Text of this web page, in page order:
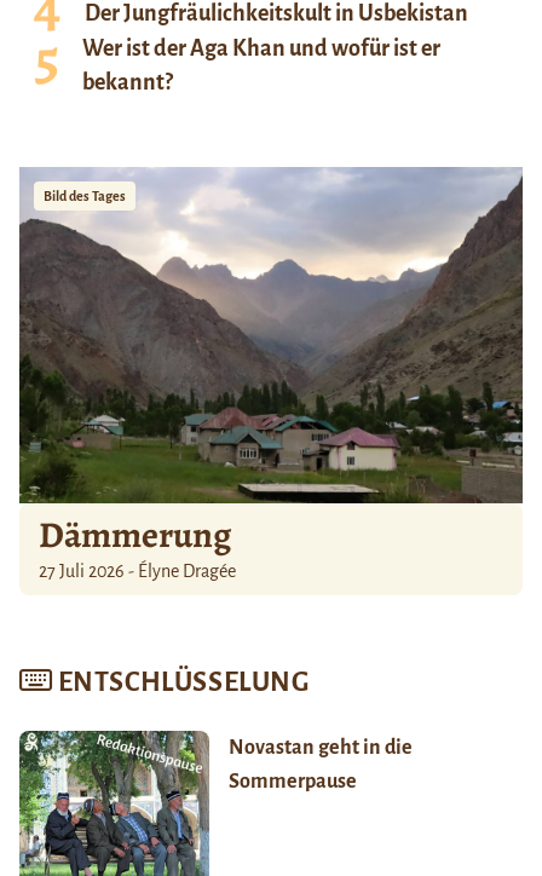
Der Jungfräulichkeitskult in Usbekistan
Wer ist der Aga Khan und wofür ist er
bekannt?
Bild des Tages
Dämmerung
27 Juli 2026 - Élyne Dragée
ENTSCHLÜSSELUNG
Novastan geht in die
Sommerpause